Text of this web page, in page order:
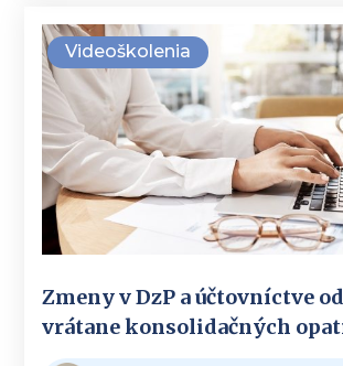
Videoškolenia
Zmeny v DzP a účtovníctve od
vrátane konsolidačných